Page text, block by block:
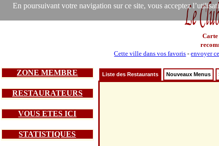
En poursuivant votre navigation sur ce site, vous acceptez
Carte
Cette ville dans vos favoris -envoyer
ZONE MEMBRE
RESTAURATEURS
VOUS ETES ICI
STATISTIQUES
Liste des Restaurants Nouveaux Menus